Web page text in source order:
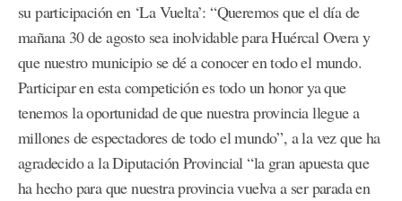
su participación en ‘La Vuelta’: “Queremos que el día de
mañana 30 de agosto sea inolvidable para Huércal Overa y
que nuestro municipio se dé a conocer en todo el mundo.
Participar en esta competición es todo un honor ya que
tenemos la oportunidad de que nuestra provincia llegue a
millones de espectadores de todo el mundo”, a la vez que ha
agradecido a la Diputación Provincial “la gran apuesta que
ha hecho para que nuestra provincia vuelva a ser parada en